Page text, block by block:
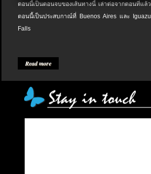
ตอนนี้เป็นตอนจบของเส้นทางนี้ เล่าต่อจากตอนที่แล้ว
ตอนนี้เป็นประสบกาณ์ที่ Buenos Aires และ Iguazu
Falls
Read more